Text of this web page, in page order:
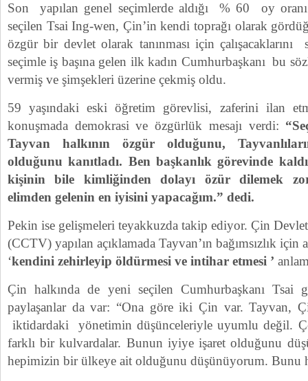
Son yapılan genel seçimlerde aldığı % 60 oy oranı
seçilen Tsai Ing-wen, Çin’in kendi toprağı olarak
özgür bir devlet olarak tanınması için
seçimle iş başına gelen ilk kadın Cumhurbaşkanı bu
vermiş ve şimşekleri üzerine çekmiş oldu.
59 yaşındaki eski öğretim görevlisi, zaferini ilan
konuşmada demokrasi ve özgürlük mesajı verdi:
Tayvan halkının özgür olduğunu,
olduğunu kanıtladı. Ben başkanlık görevinde
kişinin bile kimliğinden dolayı özür dilemek
elimden gelenin en iyisini yapacağım.” dedi.
Pekin ise gelişmeleri teyakkuzda takip ediyor. Çin
(CCTV) yapılan açıklamada Tayvan’ın bağımsızlık için
‘kendini zehirleyip öldürmesi ve intihar etmesi ’
Çin halkında de yeni seçilen Cumhurbaşkanı
paylaşanlar da var: “Ona göre iki Çin var. Tayvan,
iktidardaki yönetimin düşünceleriyle uyumlu değil.
farklı bir kulvardalar. Bunun iyiye işaret olduğunu
hepimizin bir ülkeye ait olduğunu düşünüyorum. Bunu